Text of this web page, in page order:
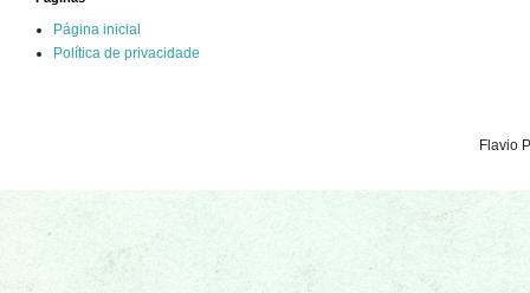
Página inicial
Política de privacidade
Flavio